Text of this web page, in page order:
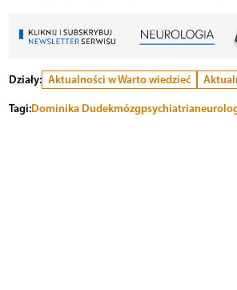
Działy: Aktualności w Warto wiedzieć
Tagi:Dominika Dudekmózgpsychiatria